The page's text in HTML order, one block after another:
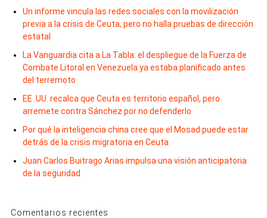
Un informe vincula las redes sociales con la movilización
previa a la crisis de Ceuta, pero no halla pruebas de dirección
estatal
La Vanguardia cita a La Tabla: el despliegue de la Fuerza de
Combate Litoral en Venezuela ya estaba planificado antes
del terremoto
EE. UU. recalca que Ceuta es territorio español, pero
arremete contra Sánchez por no defenderlo
Por qué la inteligencia china cree que el Mosad puede estar
detrás de la crisis migratoria en Ceuta
Juan Carlos Buitrago Arias impulsa una visión anticipatoria
de la seguridad
Comentarios recientes